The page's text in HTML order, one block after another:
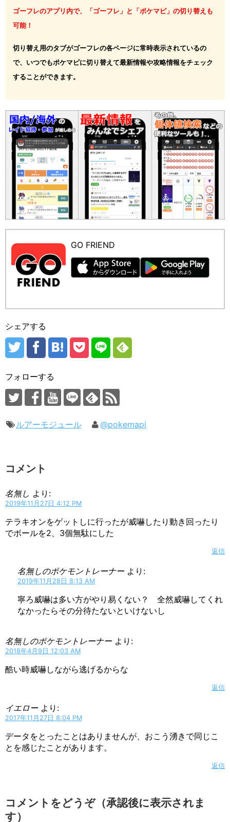
ゴーフレのアプリ内で、「ゴーフレ」と「ポケマピ」の切り替えも
可能！
切り替え用のタブがゴーフレの各ページに常時表示されているの
で、いつでもポケマピに切り替えて最新情報や攻略情報をチェック
することができます。
GO FRIEND
シェアする
フォローする
ルアーモジュール @pokemapi
コメント
名無し より:
2019年11月27日 4:12 PM
テラキオンをゲットしに行ったが威嚇したり動き回ったり
でボールを2、3個無駄にした
返信
名無しのポケモントレーナー より:
2019年11月28日 8:13 AM
寧ろ威嚇は多い方がやり易くない？ 全然威嚇してくれ
なかったらその分待たないといけないし
名無しのポケモントレーナー より:
2018年4月9日 12:03 AM
酷い時威嚇しながら逃げるからな
返信
イエロー より:
2017年11月27日 8:04 PM
データをとったことはありませんが、おこう湧きで同じこ
とを感じたことがあります。
返信
コメントをどうぞ（承認後に表示されま
す）